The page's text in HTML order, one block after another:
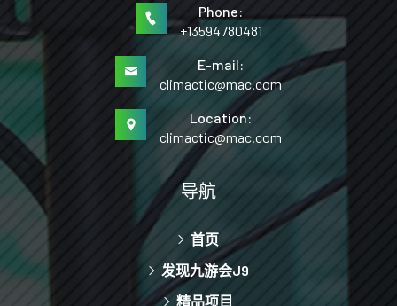
Phone:
+13594780481
E-mail:
climactic@mac.com
Location:
climactic@mac.com
导航
首页
发现九游会J9
精品项目